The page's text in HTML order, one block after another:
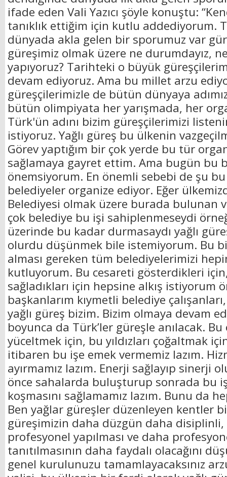
ifade eden Vali Yazıcı şöyle konuştu:
tanıklık ettiğim için kutlu addediyorum.
dünyada akla gelen bir sporumuz var
güreşimiz olmak üzere ne durumdayız,
yapıyoruz? Tarihteki o büyük
devam ediyoruz. Ama bu millet arzu
güreşçilerimizle de bütün dünyaya
bütün olimpiyata her yarışmada, her
Türk'ün adını bizim güreşçilerimizi
istiyoruz. Yağlı güreş bu ülkenin
Görev yaptığım bir çok yerde bu tür
sağlamaya gayret ettim. Ama bugün bu
önemsiyorum. En önemli sebebi de şu
belediyeler organize ediyor. Eğer
Belediyesi olmak üzere burada bulunan
çok belediye bu işi sahiplenmeseydi
üzerinde bu kadar durmasaydı yağlı
olurdu düşünmek bile istemiyorum. Bu
alması gereken tüm belediyelerimizi
kutluyorum. Bu cesareti gösterdikleri
sağladıkları için hepsine alkış istiyorum
başkanlarım kıymetli belediye
yağlı güreş bizim. Bizim olmaya devam
boyunca da Türk’ler güreşle anılacak.
yüceltmek için, bu yıldızları çoğaltmak
itibaren bu işe emek vermemiz lazım.
ayırmamız lazım. Enerji sağlayıp sinerji
önce sahalarda buluşturup sonrada bu
koşmasını sağlamamız lazım. Bunu da
Ben yağlar güreşler düzenleyen kentler
güreşimizin daha düzgün daha disiplinli,
profesyonel yapılması ve daha
tanıtılmasının daha faydalı olacağını
genel kurulunuzu tamamlayacaksınız